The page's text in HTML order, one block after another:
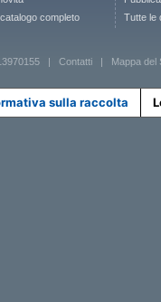
completo
Tutte le
| Contatti Mappa del
sulla raccolta